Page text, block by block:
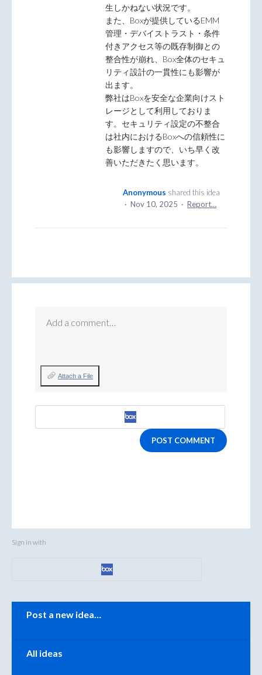
生しかねない状況です。
また、Boxが提供しているEMM
管理・デバイストラスト・条件
付きアクセス等の既存制御との
整合性が崩れ、Box全体のセキュ
リティ設計の一貫性にも影響が
出ます。
弊社はBoxを安全な企業向けスト
レージとして利用しておりま
す。セキュリティ設定の不整合
は社内におけるBoxへの信頼性に
も影響しますので、いち早く改
善いただきたく思います。
Anonymous shared this idea
· Nov 10, 2025 · Report…
Add a comment…
Attach a File
POST COMMENT
Sign in with
Categories
Post a new idea…
All ideas